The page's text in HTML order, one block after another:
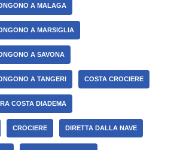
A MALAGA
A MARSIGLIA
A SAVONA
A TANGERI COSTA CROCIERE
COSTA DIADEMA
CROCIERE DIRETTA DALLA NAVE